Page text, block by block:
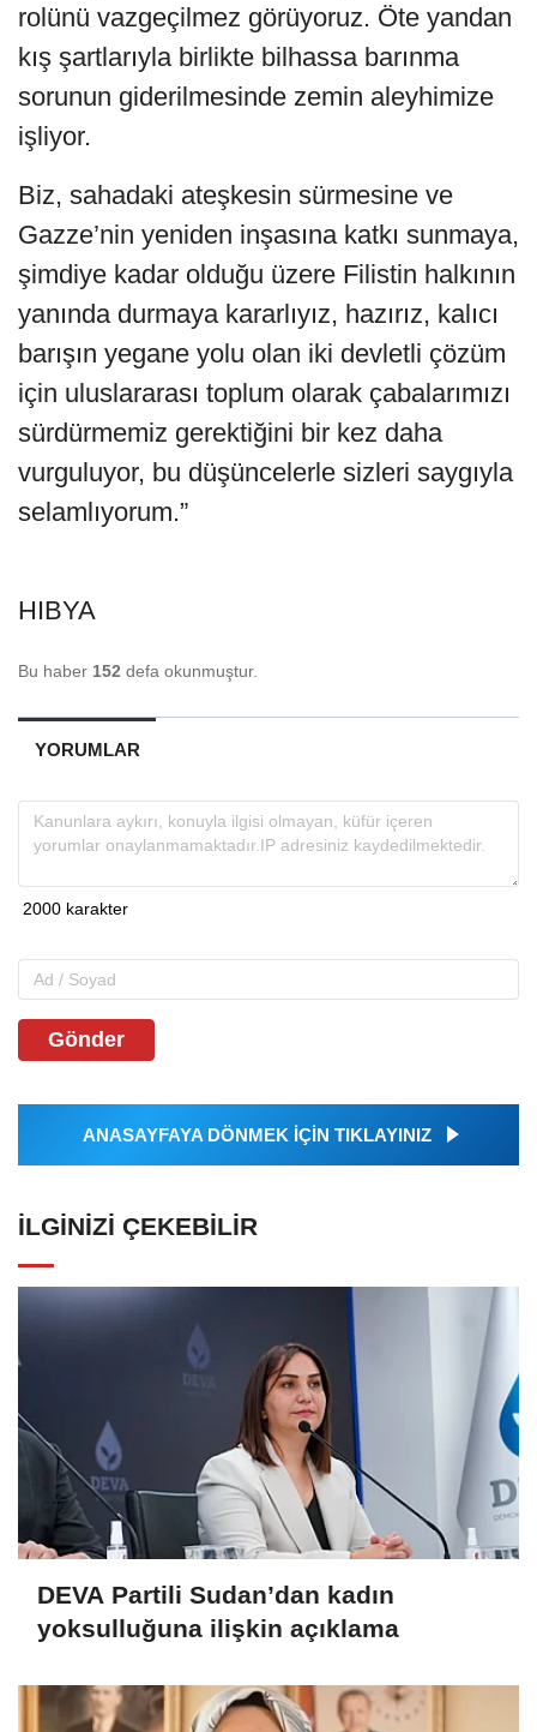
rolünü vazgeçilmez görüyoruz. Öte yandan
kış şartlarıyla birlikte bilhassa barınma
sorunun giderilmesinde zemin aleyhimize
işliyor.
Biz, sahadaki ateşkesin sürmesine ve
Gazze’nin yeniden inşasına katkı sunmaya,
şimdiye kadar olduğu üzere Filistin halkının
yanında durmaya kararlıyız, hazırız, kalıcı
barışın yegane yolu olan iki devletli çözüm
için uluslararası toplum olarak çabalarımızı
sürdürmemiz gerektiğini bir kez daha
vurguluyor, bu düşüncelerle sizleri saygıyla
selamlıyorum.”
HIBYA
Bu haber 152 defa okunmuştur.
YORUMLAR
Gönder
ANASAYFAYA DÖNMEK İÇİN TIKLAYINIZ
İLGINIZI ÇEKEBILIR
DEVA Partili Sudan’dan kadın
yoksulluğuna ilişkin açıklama